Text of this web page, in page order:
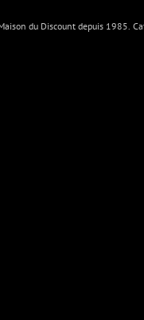
du Discount depuis 1985.